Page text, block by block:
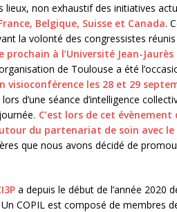
lieux, non exhaustif des initiatives
Belgique, Suisse et Canada.
la volonté des congressistes
prochain à l’Université Jean-
de Toulouse a été
visioconférence les 28 et 29
d’une séance d’intelligence
. C’est lors de cet
du partenariat de soin avec
que nous avons décidé de
I3P a depuis le début de l’année
COPIL est composé de membres